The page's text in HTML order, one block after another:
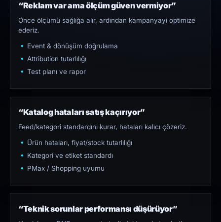
“Reklam var ama ölçüm güven vermiyor”
Önce ölçümü sağlığa alır, ardından kampanyayı optimize
ederiz.
Event & dönüşüm doğrulama
Attribution tutarlılığı
Test planı ve rapor
“Katalog hataları satış kaçırıyor”
Feed/kategori standardını kurar, hataları kalıcı çözeriz.
Ürün hataları, fiyat/stock tutarlılığı
Kategori ve etiket standardı
PMax / Shopping uyumu
“Teknik sorunlar performansı düşürüyor”